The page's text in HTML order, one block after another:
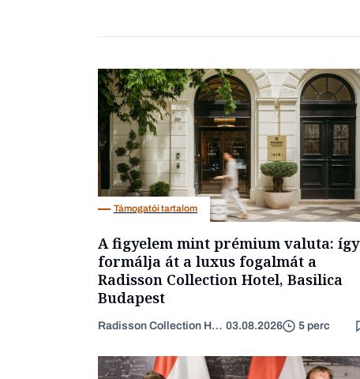
Támogatói tartalom
A figyelem mint prémium valuta: így
formálja át a luxus fogalmát a
Radisson Collection Hotel, Basilica
Budapest
Radisson Collection Hotel 03.08.2026 5 perc